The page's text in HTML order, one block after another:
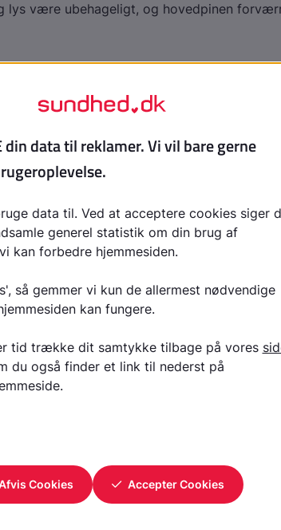
lys være ubehageligt, og hovedpinen
hyppigere end kvinder
anfald i dårlig periode
ofte om natten
sidder oftest kun bag ét af øjnene - næsten
opstå er tåreflod, næsetæthed, rindende
hvor hovedpinen sidder
(posttraumatisk hovedpine)
en hovedskade og har oftest
spændingshovedpine
inden for 3 måneder. Hvis hovedpinen
ledsaget af påvirket hukommelse,
træt
50 år, men kan ses hos yngre. Er
smertejag i den ene side af ansigtet, ofte